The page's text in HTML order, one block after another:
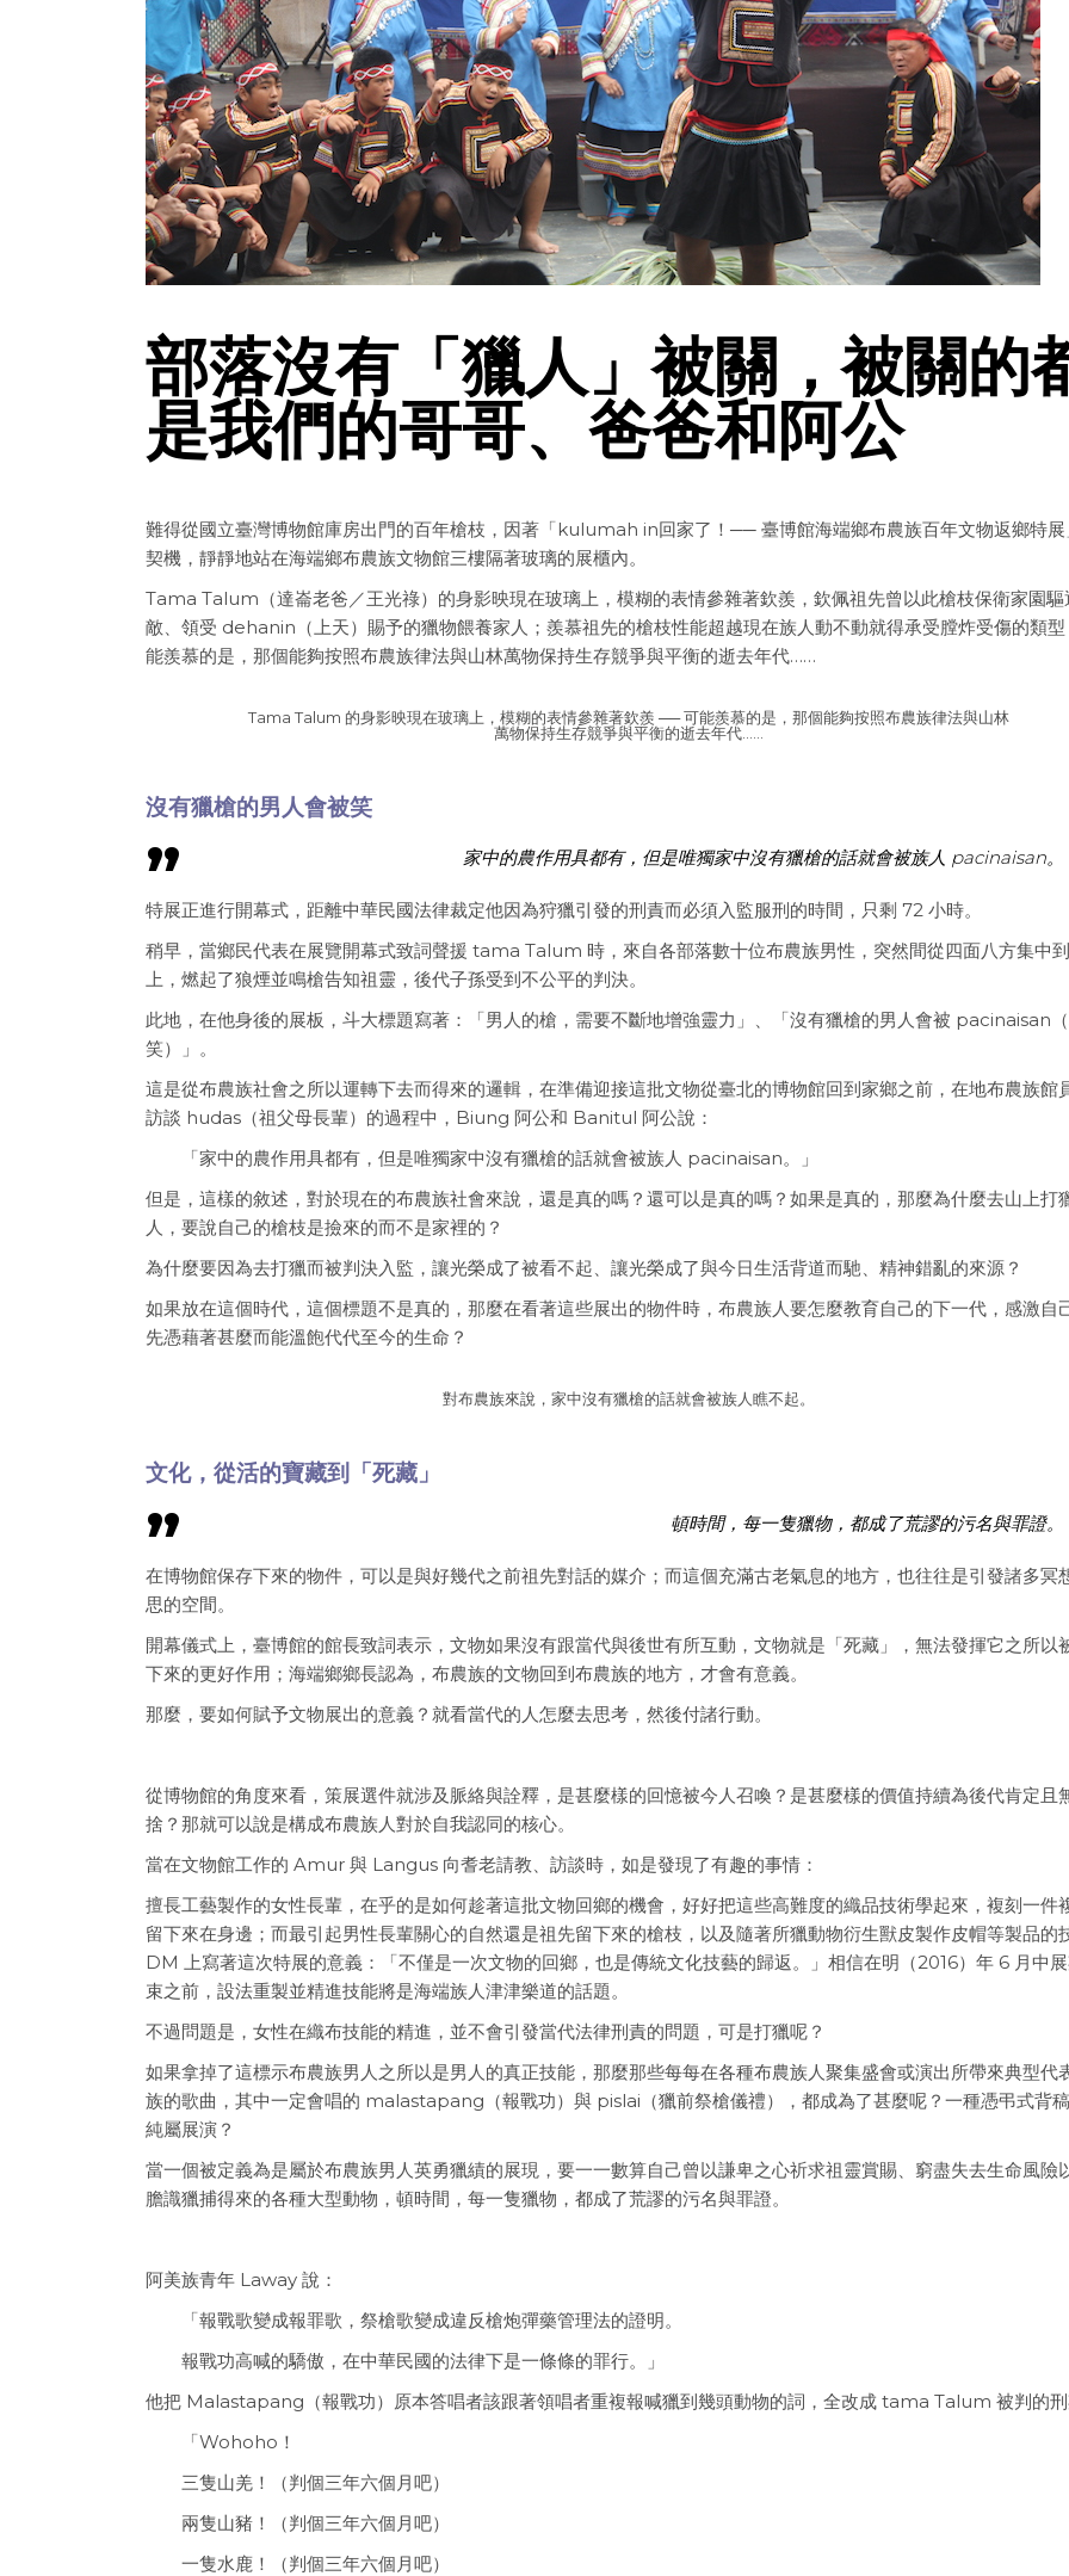
部落沒有「獵人」被關，被關的
是我們的哥哥、爸爸和阿公
難得從國立臺灣博物館庫房出門的百年槍枝，因著「kulumah in回家了！── 臺博館海端鄉布農族百年文物返鄉特展
契機，靜靜地站在海端鄉布農族文物館三樓隔著玻璃的展櫃內。
Tama Talum（達崙老爸／王光祿）的身影映現在玻璃上，模糊的表情參雜著欽羨，欽佩祖先曾以此槍枝保衛家園驅
敵、領受 dehanin（上天）賜予的獵物餵養家人；羨慕祖先的槍枝性能超越現在族人動不動就得承受膛炸受傷的類
能羨慕的是，那個能夠按照布農族律法與山林萬物保持生存競爭與平衡的逝去年代……
Tama Talum 的身影映現在玻璃上，模糊的表情參雜著欽羨 ── 可能羨慕的是，那個能夠按照布農族律法與山林
萬物保持生存競爭與平衡的逝去年代……
沒有獵槍的男人會被笑
家中的農作用具都有，但是唯獨家中沒有獵槍的話就會被族人 pacinaisan。
特展正進行開幕式，距離中華民國法律裁定他因為狩獵引發的刑責而必須入監服刑的時間，只剩 72 小時。
稍早，當鄉民代表在展覽開幕式致詞聲援 tama Talum 時，來自各部落數十位布農族男性，突然間從四面八方集中
上，燃起了狼煙並鳴槍告知祖靈，後代子孫受到不公平的判決。
此地，在他身後的展板，斗大標題寫著：「男人的槍，需要不斷地增強靈力」、「沒有獵槍的男人會被 pacinaisan
笑）」。
這是從布農族社會之所以運轉下去而得來的邏輯，在準備迎接這批文物從臺北的博物館回到家鄉之前，在地布農族館
訪談 hudas（祖父母長輩）的過程中，Biung 阿公和 Banitul 阿公說：
「家中的農作用具都有，但是唯獨家中沒有獵槍的話就會被族人 pacinaisan。」
但是，這樣的敘述，對於現在的布農族社會來說，還是真的嗎？還可以是真的嗎？如果是真的，那麼為什麼去山上打
人，要說自己的槍枝是撿來的而不是家裡的？
為什麼要因為去打獵而被判決入監，讓光榮成了被看不起、讓光榮成了與今日生活背道而馳、精神錯亂的來源？
如果放在這個時代，這個標題不是真的，那麼在看著這些展出的物件時，布農族人要怎麼教育自己的下一代，感激自
先憑藉著甚麼而能溫飽代代至今的生命？
對布農族來說，家中沒有獵槍的話就會被族人瞧不起。
文化，從活的寶藏到「死藏」
頓時間，每一隻獵物，都成了荒謬的污名與罪證。
在博物館保存下來的物件，可以是與好幾代之前祖先對話的媒介；而這個充滿古老氣息的地方，也往往是引發諸多冥
思的空間。
開幕儀式上，臺博館的館長致詞表示，文物如果沒有跟當代與後世有所互動，文物就是「死藏」，無法發揮它之所以
下來的更好作用；海端鄉鄉長認為，布農族的文物回到布農族的地方，才會有意義。
那麼，要如何賦予文物展出的意義？就看當代的人怎麼去思考，然後付諸行動。
從博物館的角度來看，策展選件就涉及脈絡與詮釋，是甚麼樣的回憶被今人召喚？是甚麼樣的價值持續為後代肯定且
捨？那就可以說是構成布農族人對於自我認同的核心。
當在文物館工作的 Amur 與 Langus 向耆老請教、訪談時，如是發現了有趣的事情：
擅長工藝製作的女性長輩，在乎的是如何趁著這批文物回鄉的機會，好好把這些高難度的織品技術學起來，複刻一件
留下來在身邊；而最引起男性長輩關心的自然還是祖先留下來的槍枝，以及隨著所獵動物衍生獸皮製作皮帽等製品的
DM 上寫著這次特展的意義：「不僅是一次文物的回鄉，也是傳統文化技藝的歸返。」相信在明（2016）年 6 月中
束之前，設法重製並精進技能將是海端族人津津樂道的話題。
不過問題是，女性在織布技能的精進，並不會引發當代法律刑責的問題，可是打獵呢？
如果拿掉了這標示布農族男人之所以是男人的真正技能，那麼那些每每在各種布農族人聚集盛會或演出所帶來典型代
族的歌曲，其中一定會唱的 malastapang（報戰功）與 pislai（獵前祭槍儀禮），都成為了甚麼呢？一種憑弔式背
純屬展演？
當一個被定義為是屬於布農族男人英勇獵績的展現，要一一數算自己曾以謙卑之心祈求祖靈賞賜、窮盡失去生命風險
膽識獵捕得來的各種大型動物，頓時間，每一隻獵物，都成了荒謬的污名與罪證。
阿美族青年 Laway 說：
「報戰歌變成報罪歌，祭槍歌變成違反槍炮彈藥管理法的證明。
報戰功高喊的驕傲，在中華民國的法律下是一條條的罪行。」
他把 Malastapang（報戰功）原本答唱者該跟著領唱者重複報喊獵到幾頭動物的詞，全改成 tama Talum 被判的刑
「Wohoho！
三隻山羌！（判個三年六個月吧）
兩隻山豬！（判個三年六個月吧）
一隻水鹿！（判個三年六個月吧）